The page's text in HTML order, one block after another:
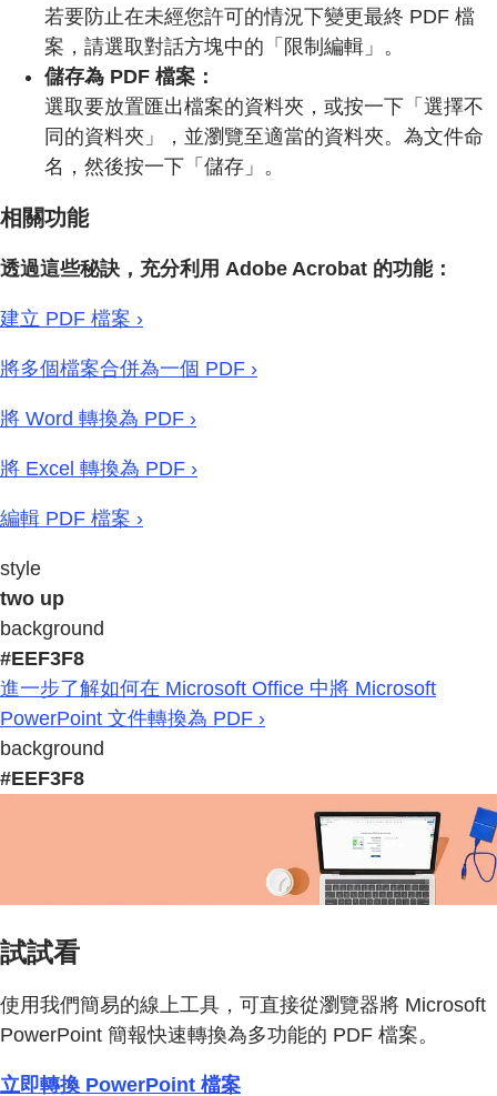
若要防止在未經您許可的情況下變更最終 PDF 檔
案，請選取對話方塊中的「限制編輯」。
儲存為 PDF 檔案：
選取要放置匯出檔案的資料夾，或按一下「選擇不
同的資料夾」，並瀏覽至適當的資料夾。為文件命
名，然後按一下「儲存」。
相關功能
透過這些秘訣，充分利用 Adobe Acrobat 的功能：
建立 PDF 檔案 ›
將多個檔案合併為一個 PDF ›
將 Word 轉換為 PDF ›
將 Excel 轉換為 PDF ›
編輯 PDF 檔案 ›
style
two up
background
#EEF3F8
進一步了解如何在 Microsoft Office 中將 Microsoft
PowerPoint 文件轉換為 PDF ›
background
#EEF3F8
試試看
使用我們簡易的線上工具，可直接從瀏覽器將 Microsoft
PowerPoint 簡報快速轉換為多功能的 PDF 檔案。
立即轉換 PowerPoint 檔案